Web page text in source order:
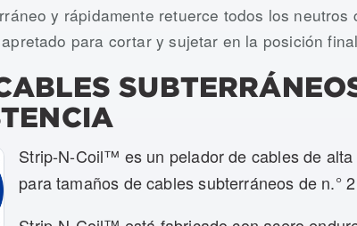
y rápidamente retuerce todos los neutros
para cortar y sujetar en la posición
Strip-N-Coil™ es un pelador de cables de
para tamaños de cables subterráneos de n.°